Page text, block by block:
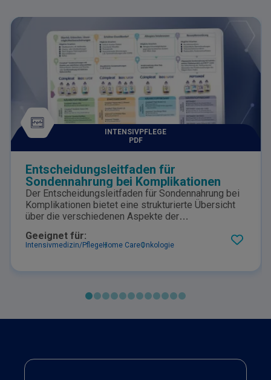
INTENSIVPFLEGE
PDF
Entscheidungsleitfaden für
Sondennahrung bei Komplikationen
Der Entscheidungsleitfaden für Sondennahrung bei
Komplikationen bietet eine strukturierte Übersicht
über die verschiedenen Aspekte der
Empfehlungen zur Anpassung der Ernährung an
individuelle medizinische Bedingungen wie
Geeignet für:
Intensivmedizin/PflegeHome CareOnkologie